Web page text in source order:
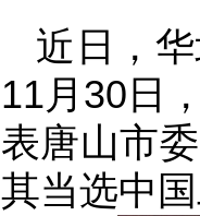
近日，
11月30日
表唐山市
其当选中